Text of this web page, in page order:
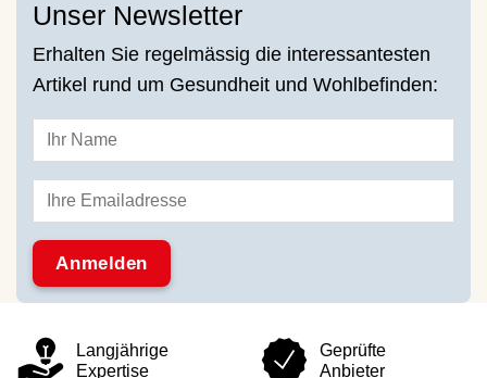
Unser Newsletter
Erhalten Sie regelmässig die interessantesten
Artikel rund um Gesundheit und Wohlbefinden:
Langjährige
Expertise
Geprüfte
Anbieter